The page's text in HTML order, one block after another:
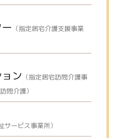
（指定居宅介護支援事業
ン （指定居宅訪問介護事
問介護）
サービス事業所）